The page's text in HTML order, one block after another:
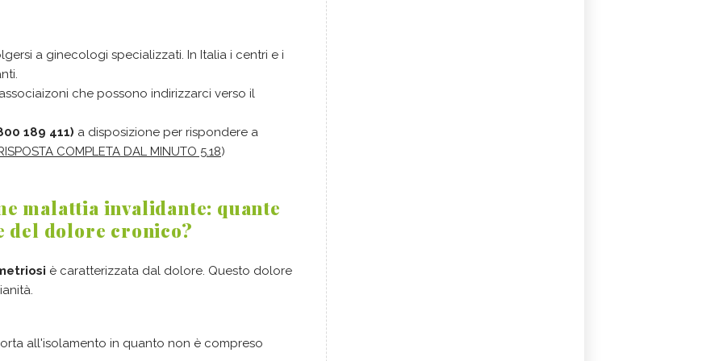
a ginecologi specializzati. In Italia i centri e i
che possono indirizzarci verso il
189 411) a disposizione per rispondere a
COMPLETA DAL MINUTO 5.18)
malattia invalidante: quante
del dolore cronico?
è caratterizzata dal dolore. Questo dolore
all'isolamento in quanto non è compreso